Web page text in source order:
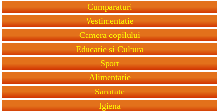
Cumparaturi
Vestimentatie
Camera copilului
Educatie si Cultura
Sport
Alimentatie
Sanatate
Igiena